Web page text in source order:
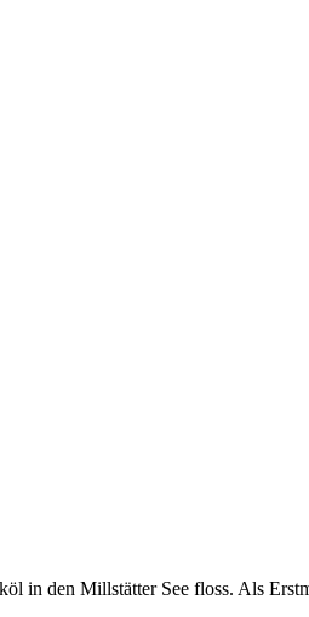
in den Millstätter See floss. Als